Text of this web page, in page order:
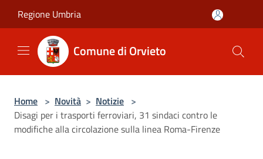
Regione Umbria
Comune di Orvieto
Home > Novità > Notizie >
Disagi per i trasporti ferroviari, 31 sindaci contro le
modifiche alla circolazione sulla linea Roma-Firenze